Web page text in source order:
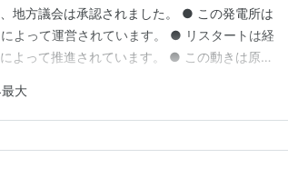
地方議会は承認されました。 ● この発電所は
よって運営されています。 ● リスタートは経
よって推進されています。 ● この動きは原子
信頼を打ち砕いてからほぼ15年が経ち、同国
大